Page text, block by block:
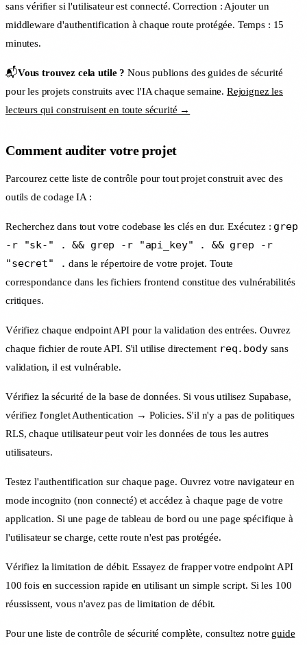
sans vérifier si l'utilisateur est connecté. Correction : Ajouter un
middleware d'authentification à chaque route protégée. Temps : 15
minutes.
📬Vous trouvez cela utile ? Nous publions des guides de sécurité
pour les projets construits avec l'IA chaque semaine. Rejoignez les
lecteurs qui construisent en toute sécurité →
Comment auditer votre projet
Parcourez cette liste de contrôle pour tout projet construit avec des
outils de codage IA :
Recherchez dans tout votre codebase les clés en dur. Exécutez : grep
-r "sk-" . && grep -r "api_key" . && grep -r
"secret" . dans le répertoire de votre projet. Toute
correspondance dans les fichiers frontend constitue des vulnérabilités
critiques.
Vérifiez chaque endpoint API pour la validation des entrées. Ouvrez
chaque fichier de route API. S'il utilise directement req.bodysans
validation, il est vulnérable.
Vérifiez la sécurité de la base de données. Si vous utilisez Supabase,
vérifiez l'onglet Authentication → Policies. S'il n'y a pas de politiques
RLS, chaque utilisateur peut voir les données de tous les autres
utilisateurs.
Testez l'authentification sur chaque page. Ouvrez votre navigateur en
mode incognito (non connecté) et accédez à chaque page de votre
application. Si une page de tableau de bord ou une page spécifique à
l'utilisateur se charge, cette route n'est pas protégée.
Vérifiez la limitation de débit. Essayez de frapper votre endpoint API
100 fois en succession rapide en utilisant un simple script. Si les 100
réussissent, vous n'avez pas de limitation de débit.
Pour une liste de contrôle de sécurité complète, consultez notre guide